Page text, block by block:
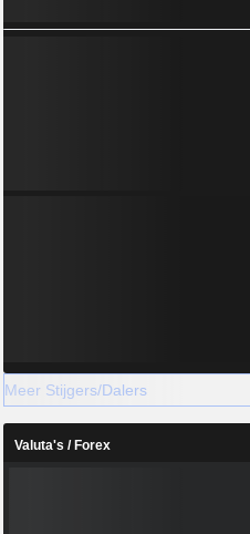
Meer Stijgers/Dalers
Valuta's / Forex